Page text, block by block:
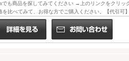
でも商品を探してみてください →上のリンクをクリッ
を比べてみて、お得な方でご購入ください。【代引可